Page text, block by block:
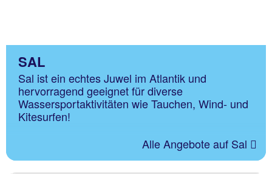
SAL
Sal ist ein echtes Juwel im Atlantik und
hervorragend geeignet für diverse
Wassersportaktivitäten wie Tauchen, Wind- und
Kitesurfen!
Alle Angebote auf Sal